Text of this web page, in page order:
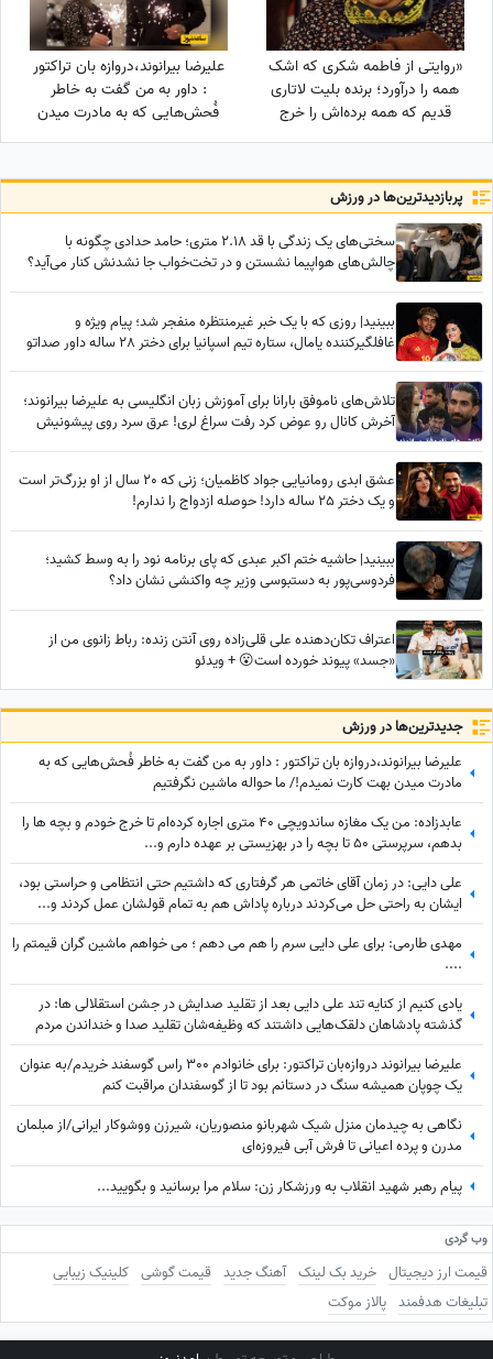
«روایتی از فاطمه شکری که اشک
همه را درآورد؛ برنده بلیت لاتاری
قدیم که همه برده‌اش را خرج
علیرضا بیرانوند،دروازه بان تراکتور
: داور به من گفت به خاطر
فُحش‌هایی که به مادرت میدن
پربازدید‌ترین‌ها در ورزش
سختی‌های یک زندگی با قد 2.18 متری؛ حامد حدادی چگونه با
چالش‌های هواپیما نشستن و در تخت‌خواب جا نشدنش کنار می‌آید؟
ببینید| روزی که با یک خبر غیرمنتظره منفجر شد؛ پیام ویژه و
غافلگیرکننده یامال، ستاره تیم اسپانیا برای دختر 28 ساله داور صداتو
تلاش‌های ناموفق بارانا برای آموزش زبان انگلیسی به علیرضا بیرانوند؛
آخرش کانال رو عوض کرد رفت سراغ لری! عرق سرد روی پیشونیش
عشق ابدی رومانیایی جواد کاظمیان؛ زنی که 20 سال از او بزرگ‌تر است
و یک دختر 25 ساله دارد! حوصله ازدواج را ندارم!
ببینید| حاشیه ختم اکبر عبدی که پای برنامه نود را به وسط کشید؛
فردوسی‌پور به دستبوسی وزیر چه واکنشی نشان داد؟
اعتراف تکان‌دهنده علی قلی‌زاده روی آنتن زنده: رباط زانوی من از
«جسد» پیوند خورده است😮 + ویدئو
جدید‌ترین‌ها در ورزش
علیرضا بیرانوند،دروازه بان تراکتور : داور به من گفت به خاطر فُحش‌هایی که به
مادرت میدن بهت کارت نمیدم!/ ما حواله ماشین نگرفتیم
عابدزاده: من یک مغازه ساندویچی 40 متری اجاره کرده‌ام تا خرج خودم و بچه ها را
بدهم، سرپرستی 50 تا بچه را در بهزیستی بر عهده دارم و...
علی دایی: در زمان آقای خاتمی هر گرفتاری‌ که داشتیم حتی انتظامی و حراستی بود،
ایشان به راحتی حل می‌کردند درباره پاداش هم به تمام قولشان عمل کردند و...
مهدی طارمی: برای علی دایی سرم را هم می دهم ؛ می خواهم ماشین گران قیمتم را
....
یادی کنیم از کنایه تند علی دایی بعد از تقلید صدایش در جشن استقلالی ها: در
گذشته پادشاهان دلقک‌هایی داشتند که وظیفه‌شان تقلید صدا و خنداندن مردم
بود+عکس
علیرضا بیرانوند دروازه‌بان تراکتور: برای خانوادم 300 راس گوسفند خریدم/به عنوان
یک چوپان همیشه سنگ در دستانم بود تا از گوسفندان مراقبت کنم
نگاهی به چیدمان منزل شیک شهربانو منصوریان، شیرزن ووشوکار ایرانی/از مبلمان
مدرن و پرده اعیانی تا فرش آبی فیروزه‌ای
پیام رهبر شهید انقلاب به ورزشکار زن: سلام مرا برسانید و بگویید...
وب گردی
قیمت ارز دیجیتال خرید بک لینک آهنگ جدید قیمت گوشی کلینیک زیبایی
تبلیغات هدفمند پالاز موکت